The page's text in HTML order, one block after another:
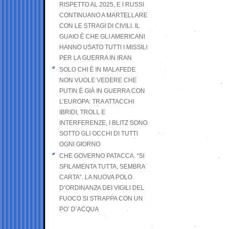
RISPETTO AL 2025, E I RUSSI
CONTINUANO A MARTELLARE
CON LE STRAGI DI CIVILI. IL
GUAIO È CHE GLI AMERICANI
HANNO USATO TUTTI I MISSILI
PER LA GUERRA IN IRAN
SOLO CHI È IN MALAFEDE
NON VUOLE VEDERE CHE
PUTIN È GIÀ IN GUERRA CON
L’EUROPA: TRA ATTACCHI
IBRIDI, TROLL E
INTERFERENZE, I BLITZ SONO
SOTTO GLI OCCHI DI TUTTI
OGNI GIORNO
CHE GOVERNO PATACCA. “SI
SFILAMENTA TUTTA, SEMBRA
CARTA”. LA NUOVA POLO
D’ORDINANZA DEI VIGILI DEL
FUOCO SI STRAPPA CON UN
PO’ D’ACQUA